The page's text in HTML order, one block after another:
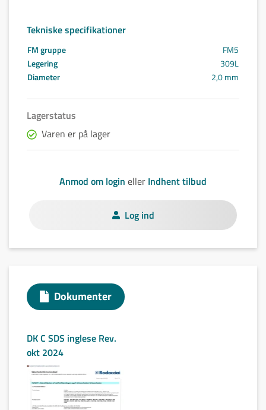
Tekniske specifikationer
FM gruppe
FM5
Legering
309L
Diameter
2,0 mm
Lagerstatus
Varen er på lager
Anmod om login eller Indhent tilbud
Log ind
Dokumenter
DK C SDS inglese Rev.
okt 2024